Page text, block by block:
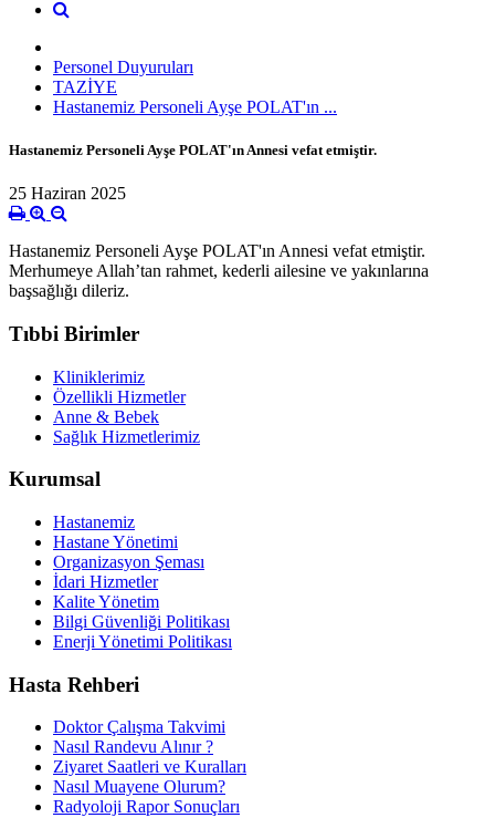
Personel Duyuruları
TAZİYE
Hastanemiz Personeli Ayşe POLAT'ın ...
Hastanemiz Personeli Ayşe POLAT'ın Annesi vefat etmiştir.
25 Haziran 2025
Hastanemiz Personeli Ayşe POLAT'ın Annesi vefat etmiştir.
Merhumeye Allah’tan rahmet, kederli ailesine ve yakınlarına
başsağlığı dileriz.
Tıbbi Birimler
Kliniklerimiz
Özellikli Hizmetler
Anne & Bebek
Sağlık Hizmetlerimiz
Kurumsal
Hastanemiz
Hastane Yönetimi
Organizasyon Şeması
İdari Hizmetler
Kalite Yönetim
Bilgi Güvenliği Politikası
Enerji Yönetimi Politikası
Hasta Rehberi
Doktor Çalışma Takvimi
Nasıl Randevu Alınır ?
Ziyaret Saatleri ve Kuralları
Nasıl Muayene Olurum?
Radyoloji Rapor Sonuçları